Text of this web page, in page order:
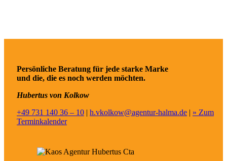
Persönliche Beratung für jede starke Marke
und die, die es noch werden möchten.
Hubertus von Kolkow
+49 731 140 36 – 10 | h.vkolkow@agentur-halma.de | » Zum
Terminkalender